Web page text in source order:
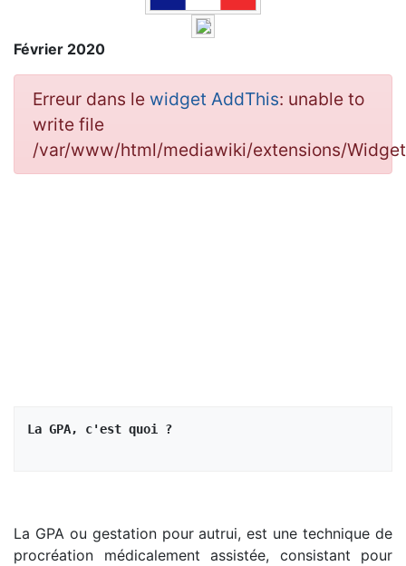
Février 2020
Erreur dans le widget AddThis: unable to
write file
/var/www/html/mediawiki/extensions/
La GPA, c'est quoi ?
La GPA ou gestation pour autrui, est une technique de
procréation médicalement assistée, consistant pour